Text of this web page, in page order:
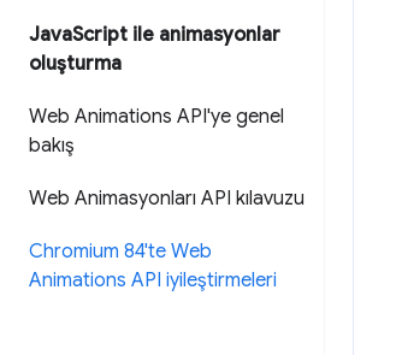
JavaScript ile animasyonlar
oluşturma
Web Animations API'ye genel
bakış
Web Animasyonları API kılavuzu
Chromium 84'te Web
Animations API iyileştirmeleri